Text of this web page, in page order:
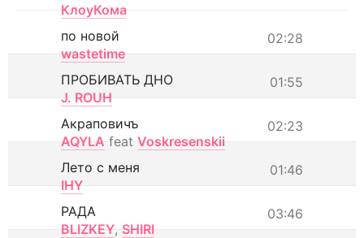
КлоуКома
02:28
по новой
wastetime
01:55
ПРОБИВАТЬ ДНО
J. ROUH
02:23
Акраповичъ
AQYLA feat Voskresenskii
01:46
Лето с меня
IHY
03:46
РАДА
BLIZKEY, SHIRI